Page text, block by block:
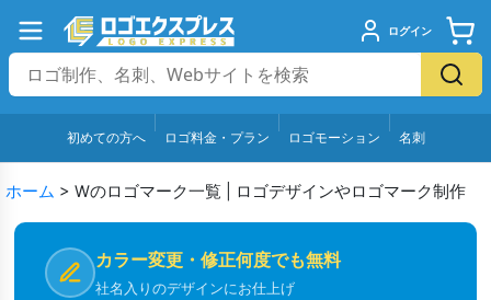
ログイン
初めての方へ ロゴ料金・プラン ロゴモーション 名刺
ホーム > Wのロゴマーク一覧 | ロゴデザインやロゴマーク制作
カラー変更・修正何度でも無料
社名入りのデザインにお仕上げ